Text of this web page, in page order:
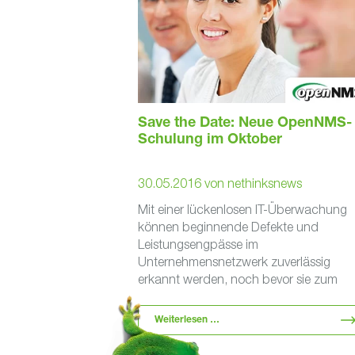
Save the Date: Neue OpenNMS-
Schulung im Oktober
30.05.2016 von nethinksnews
Mit einer lückenlosen IT-Überwachung
können beginnende Defekte und
Leistungsengpässe im
Unternehmensnetzwerk zuverlässig
erkannt werden, noch bevor sie zum
Stress, Ärger und Geld. OpenNMS …
Weiterlesen …